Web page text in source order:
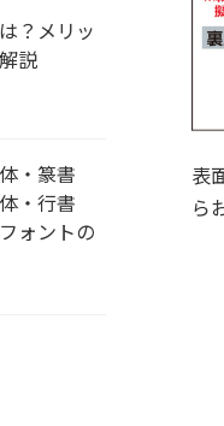
表
ら
？メリッ
説
・篆書
・行書
ォントの